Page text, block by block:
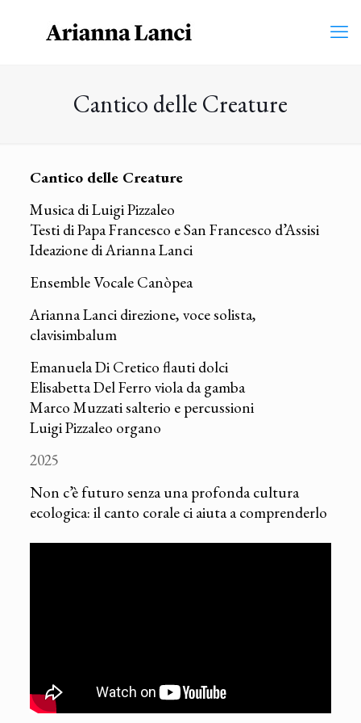
Cantico delle Creature
Cantico delle Creature
Musica di Luigi Pizzaleo
Testi di Papa Francesco e San Francesco d’Assisi
Ideazione di Arianna Lanci
Ensemble Vocale Canòpea
Arianna Lanci direzione, voce solista,
clavisimbalum
Emanuela Di Cretico flauti dolci
Elisabetta Del Ferro viola da gamba
Marco Muzzati salterio e percussioni
Luigi Pizzaleo organo
2025
Non c’è futuro senza una profonda cultura
ecologica: il canto corale ci aiuta a comprenderlo